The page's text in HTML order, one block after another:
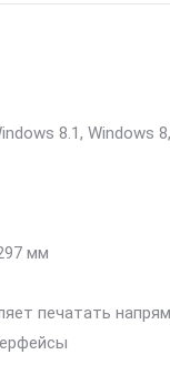
8.1, Windows
мм
печатать